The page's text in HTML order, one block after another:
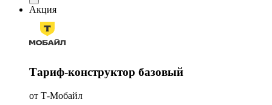
Акция
Тариф-конструктор базовый
от Т-Мобайл